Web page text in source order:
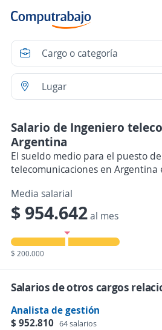
Salario de Ingeniero
Argentina
El sueldo medio para el puesto
telecomunicaciones en Argentina
Media salarial
$ 954.642al mes
$ 200.000
Salarios de otros cargos
Analista de gestión
$ 952.810 64 salarios